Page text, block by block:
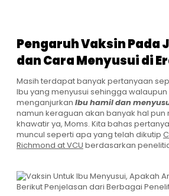
Pengaruh Vaksin Pada
dan Cara Menyusui di
Masih terdapat banyak pertanyaan
Ibu yang menyusui sehingga
menganjurkan Ibu hamil dan
namun keraguan akan banyak hal pun
khawatir ya, Moms. Kita bahas
muncul seperti apa yang telah dikutip
Richmond at VCU berdasarkan